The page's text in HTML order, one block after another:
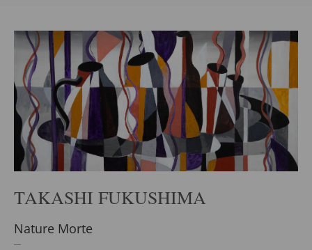
TAKASHI FUKUSHIMA
Nature Morte